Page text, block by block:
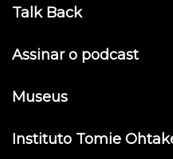
Talk Back
Assinar o podcast
Museus
Instituto Tomie